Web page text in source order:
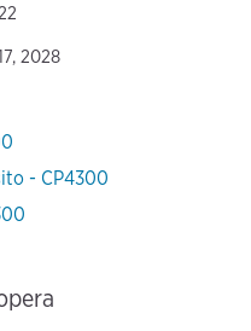
2028
- CP4300